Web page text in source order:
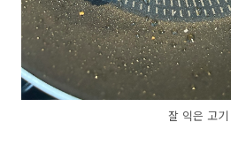
잘 익은 고기